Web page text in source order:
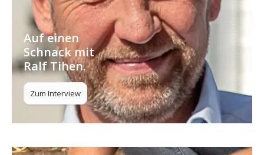
Auf einen
Schnack mit
Ralf Tihen.
Zum Interview